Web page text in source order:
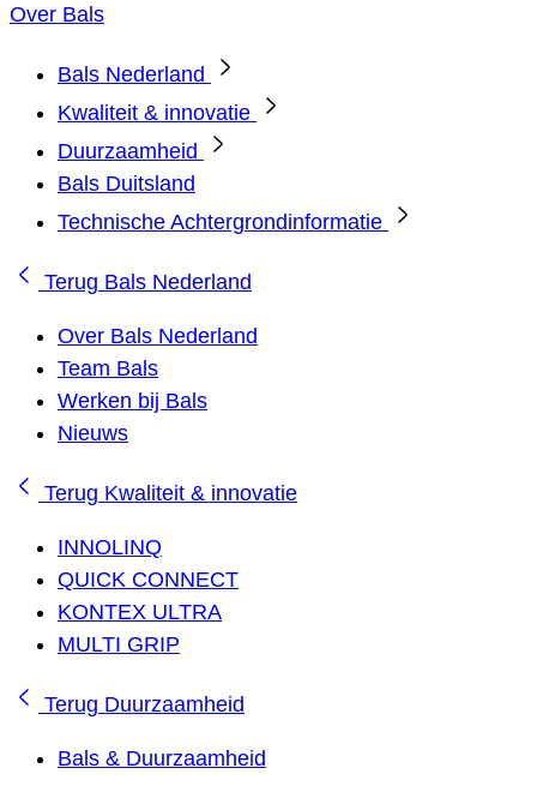
Over Bals
Bals Nederland
Kwaliteit & innovatie
Duurzaamheid
Bals Duitsland
Technische Achtergrondinformatie
Terug Bals Nederland
Over Bals Nederland
Team Bals
Werken bij Bals
Nieuws
Terug Kwaliteit & innovatie
INNOLINQ
QUICK CONNECT
KONTEX ULTRA
MULTI GRIP
Terug Duurzaamheid
Bals & Duurzaamheid